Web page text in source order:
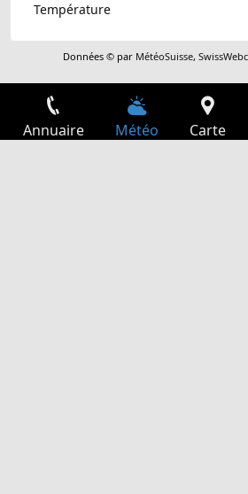
Température
Données © par MétéoSuisse,
Annuaire Météo Carte